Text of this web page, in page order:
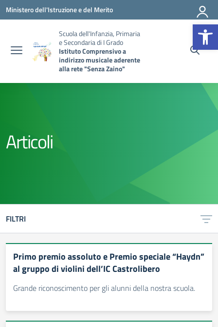
Vai ai contenuti
Vai al menu di navigazione
Vai al footer
Ministero dell'Istruzione e del Merito
Scuola dell'Infanzia, Primaria
e Secondaria di I Grado
Istituto Comprensivo a
indirizzo musicale aderente
alla rete "Senza Zaino"
Articoli
FILTRI
Primo premio assoluto e Premio speciale “Haydn”
al gruppo di violini dell’IC Castrolibero
Grande riconoscimento per gli alunni della nostra scuola.